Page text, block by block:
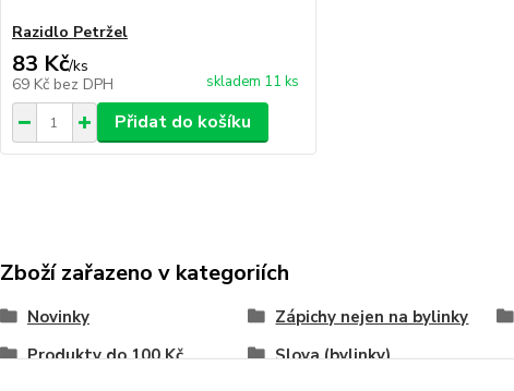
Razidlo Petržel
83 Kč/ks
69 Kč bez DPH skladem 11 ks
Přidat do košíku
Zboží zařazeno v kategoriích
Novinky Zápichy nejen na bylinky
Produkty do 100 Kč
Slova (bylinky)